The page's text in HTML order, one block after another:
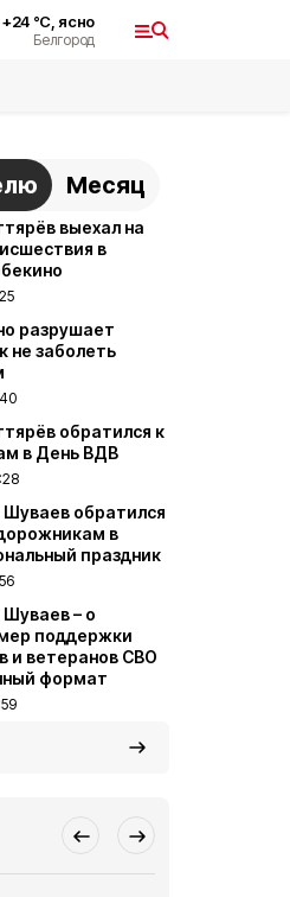
+24°С, ясно
Белгород
Месяц
выехал на
в
разрушает
не заболеть
обратился к
в День ВДВ
Шуваев обратился
в
праздник
– о
поддержки
и ветеранов СВО
формат